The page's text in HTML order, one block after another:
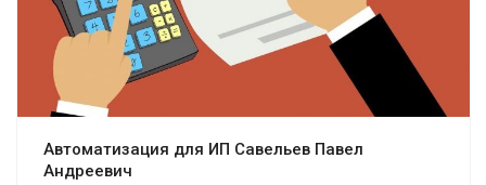
Автоматизация для ИП Савельев Павел
Андреевич